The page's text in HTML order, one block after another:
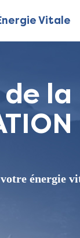
Vitale
la
énergie